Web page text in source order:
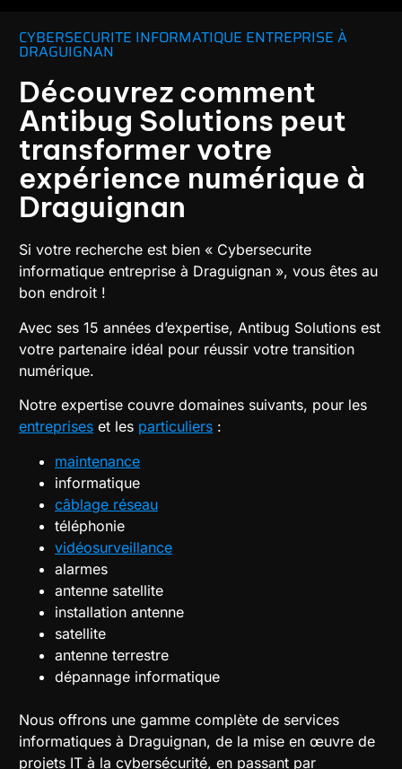
CYBERSECURITE INFORMATIQUE ENTREPRISE À
DRAGUIGNAN
Découvrez comment
Antibug Solutions peut
transformer votre
expérience numérique à
Draguignan
Si votre recherche est bien « Cybersecurite
informatique entreprise à Draguignan », vous êtes au
bon endroit !
Avec ses 15 années d’expertise, Antibug Solutions est
votre partenaire idéal pour réussir votre transition
numérique.
Notre expertise couvre domaines suivants, pour les
entreprises et les particuliers :
maintenance
informatique
câblage réseau
téléphonie
vidéosurveillance
alarmes
antenne satellite
installation antenne
satellite
antenne terrestre
dépannage informatique
Nous offrons une gamme complète de services
informatiques à Draguignan, de la mise en œuvre de
projets IT à la cybersécurité, en passant par